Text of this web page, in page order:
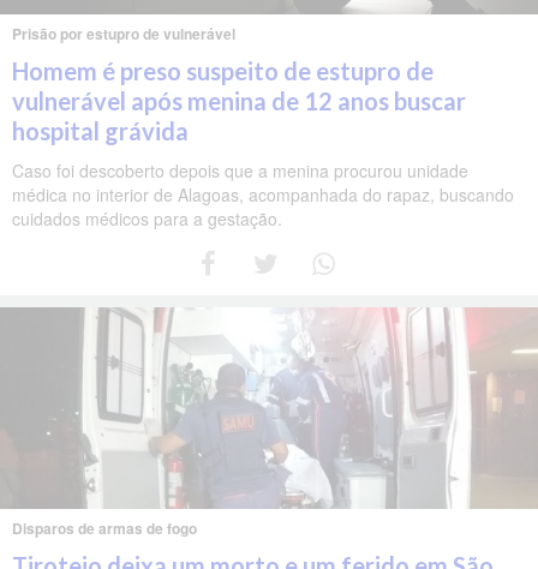
Prisão por estupro de vulnerável
Homem é preso suspeito de estupro de
vulnerável após menina de 12 anos buscar
hospital grávida
Caso foi descoberto depois que a menina procurou unidade
médica no interior de Alagoas, acompanhada do rapaz, buscando
cuidados médicos para a gestação.
Disparos de armas de fogo